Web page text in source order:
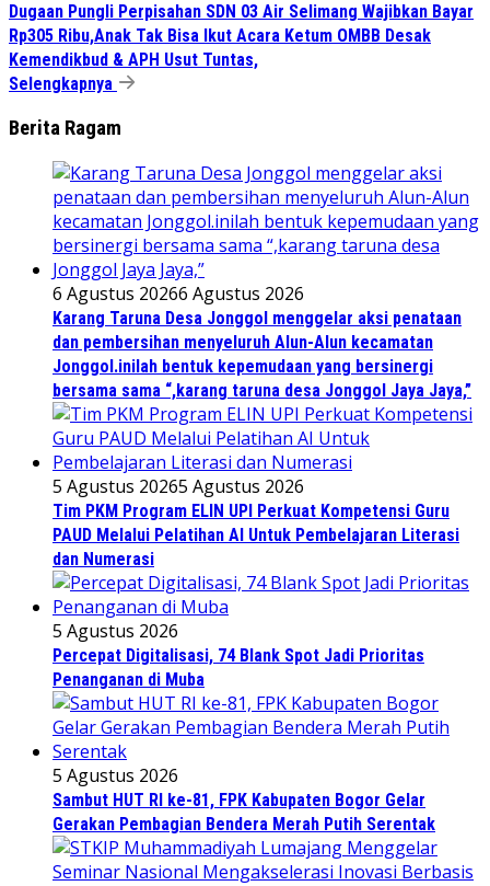
Dugaan Pungli Perpisahan SDN 03 Air Selimang Wajibkan Bayar
Rp305 Ribu,Anak Tak Bisa Ikut Acara Ketum OMBB Desak
Kemendikbud & APH Usut Tuntas,
Selengkapnya
Berita Ragam
6 Agustus 20266 Agustus 2026
Karang Taruna Desa Jonggol menggelar aksi penataan
dan pembersihan menyeluruh Alun-Alun kecamatan
Jonggol.inilah bentuk kepemudaan yang bersinergi
bersama sama “,karang taruna desa Jonggol Jaya Jaya,”
5 Agustus 20265 Agustus 2026
Tim PKM Program ELIN UPI Perkuat Kompetensi Guru
PAUD Melalui Pelatihan AI Untuk Pembelajaran Literasi
dan Numerasi
5 Agustus 2026
Percepat Digitalisasi, 74 Blank Spot Jadi Prioritas
Penanganan di Muba
5 Agustus 2026
Sambut HUT RI ke-81, FPK Kabupaten Bogor Gelar
Gerakan Pembagian Bendera Merah Putih Serentak